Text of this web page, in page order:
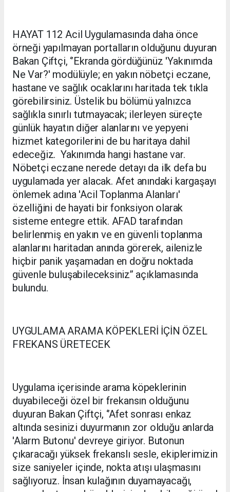
HAYAT 112 Acil Uygulamasında daha önce
örneği yapılmayan portalların olduğunu duyuran
Bakan Çiftçi, ‘’Ekranda gördüğünüz 'Yakınımda
Ne Var?' modülüyle; en yakın nöbetçi eczane,
hastane ve sağlık ocaklarını haritada tek tıkla
görebilirsiniz. Üstelik bu bölümü yalnızca
sağlıkla sınırlı tutmayacak; ilerleyen süreçte
günlük hayatın diğer alanlarını ve yepyeni
hizmet kategorilerini de bu haritaya dahil
edeceğiz. Yakınımda hangi hastane var.
Nöbetçi eczane nerede detayı da ilk defa bu
uygulamada yer alacak. Afet anındaki kargaşayı
önlemek adına 'Acil Toplanma Alanları'
özelliğini de hayati bir fonksiyon olarak
sisteme entegre ettik. AFAD tarafından
belirlenmiş en yakın ve en güvenli toplanma
alanlarını haritadan anında görerek, ailenizle
hiçbir panik yaşamadan en doğru noktada
güvenle buluşabileceksiniz’’ açıklamasında
bulundu.
UYGULAMA ARAMA KÖPEKLERİ İÇİN ÖZEL
FREKANS ÜRETECEK
Uygulama içerisinde arama köpeklerinin
duyabileceği özel bir frekansın olduğunu
duyuran Bakan Çiftçi, ‘’Afet sonrası enkaz
altında sesinizi duyurmanın zor olduğu anlarda
'Alarm Butonu' devreye giriyor. Butonun
çıkaracağı yüksek frekanslı sesle, ekiplerimizin
size saniyeler içinde, nokta atışı ulaşmasını
sağlıyoruz. İnsan kulağının duyamayacağı,